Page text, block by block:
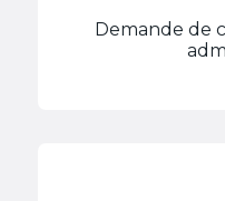
Demande de